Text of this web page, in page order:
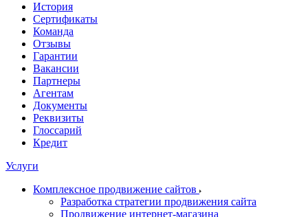
История
Сертификаты
Команда
Отзывы
Гарантии
Вакансии
Партнеры
Агентам
Документы
Реквизиты
Глоссарий
Кредит
Услуги
Комплексное продвижение сайтов
Разработка стратегии продвижения сайта
Продвижение интернет-магазина